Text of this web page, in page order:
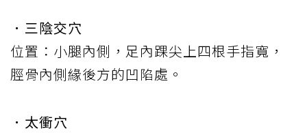
．三陰交穴
位置：小腿內側，足內踝尖上四根手指寬，
脛骨內側緣後方的凹陷處。
．太衝穴